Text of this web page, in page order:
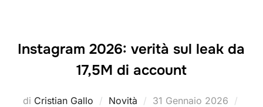
Instagram 2026: verità sul leak da
17,5M di account
di Cristian Gallo Novità
Pubblicato
31 Gennaio 2026